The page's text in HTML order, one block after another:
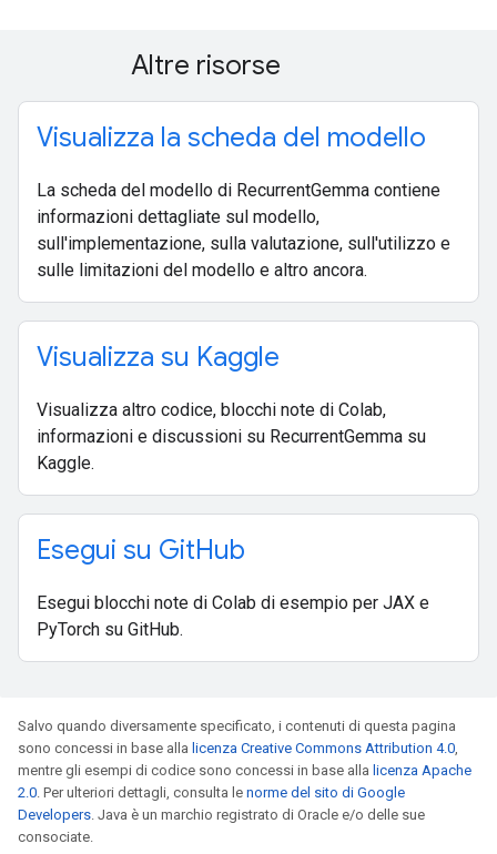
Altre risorse
Visualizza la scheda del modello
La scheda del modello di RecurrentGemma contiene
informazioni dettagliate sul modello,
sull'implementazione, sulla valutazione, sull'utilizzo e
sulle limitazioni del modello e altro ancora.
Visualizza su Kaggle
Visualizza altro codice, blocchi note di Colab,
informazioni e discussioni su RecurrentGemma su
Kaggle.
Esegui su GitHub
Esegui blocchi note di Colab di esempio per JAX e
PyTorch su GitHub.
Salvo quando diversamente specificato, i contenuti di questa pagina
sono concessi in base alla licenza Creative Commons Attribution 4.0,
mentre gli esempi di codice sono concessi in base alla licenza Apache
2.0. Per ulteriori dettagli, consulta le norme del sito di Google
Developers. Java è un marchio registrato di Oracle e/o delle sue
consociate.